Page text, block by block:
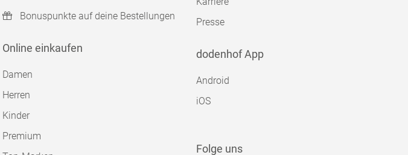
Bonuspunkte auf deine Bestellungen
Online einkaufen
Damen
Herren
Kinder
Premium
Presse
dodenhof App
Android
iOS
Folge uns